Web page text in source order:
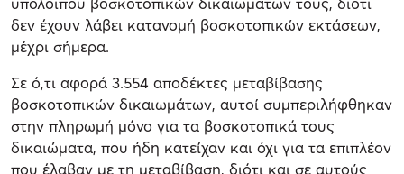
δεν έχουν λάβει κατανομή βοσκοτοπικών εκτάσεων,
μέχρι σήμερα.
Σε ό,τι αφορά 3.554 αποδέκτες μεταβίβασης
βοσκοτοπικών δικαιωμάτων, αυτοί συμπεριλήφθηκαν
στην πληρωμή μόνο για τα βοσκοτοπικά τους
δικαιώματα, που ήδη κατείχαν και όχι για τα επιπλέον
που έλαβαν με τη μεταβίβαση, διότι και σε αυτούς